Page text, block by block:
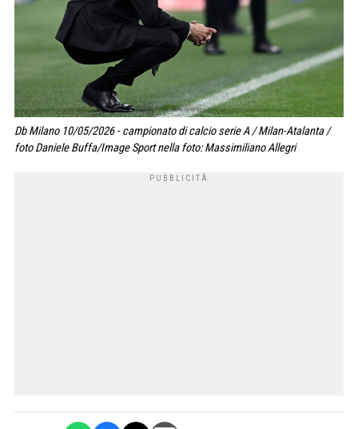
Db Milano 10/05/2026 - campionato di calcio serie A / Milan-Atalanta /
foto Daniele Buffa/Image Sport nella foto: Massimiliano Allegri